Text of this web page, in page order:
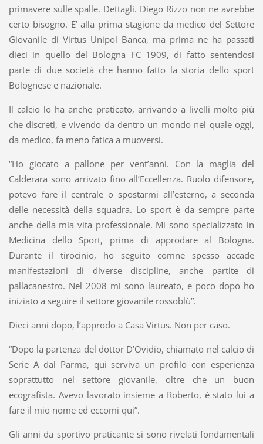
primavere sulle spalle. Dettagli. Diego Rizzo non ne avrebbe
certo bisogno. E’ alla prima stagione da medico del Settore
Giovanile di Virtus Unipol Banca, ma prima ne ha passati
dieci in quello del Bologna FC 1909, di fatto sentendosi
parte di due società che hanno fatto la storia dello sport
Bolognese e nazionale.
Il calcio lo ha anche praticato, arrivando a livelli molto più
che discreti, e vivendo da dentro un mondo nel quale oggi,
da medico, fa meno fatica a muoversi.
“Ho giocato a pallone per vent’anni. Con la maglia del
Calderara sono arrivato fino all’Eccellenza. Ruolo difensore,
potevo fare il centrale o spostarmi all’esterno, a seconda
delle necessità della squadra. Lo sport è da sempre parte
anche della mia vita professionale. Mi sono specializzato in
Medicina dello Sport, prima di approdare al Bologna.
Durante il tirocinio, ho seguito comne spesso accade
manifestazioni di diverse discipline, anche partite di
pallacanestro. Nel 2008 mi sono laureato, e poco dopo ho
iniziato a seguire il settore giovanile rossoblù”.
Dieci anni dopo, l’approdo a Casa Virtus. Non per caso.
“Dopo la partenza del dottor D’Ovidio, chiamato nel calcio di
Serie A dal Parma, qui serviva un profilo con esperienza
soprattutto nel settore giovanile, oltre che un buon
ecografista. Avevo lavorato insieme a Roberto, è stato lui a
fare il mio nome ed eccomi qui”.
Gli anni da sportivo praticante si sono rivelati fondamentali